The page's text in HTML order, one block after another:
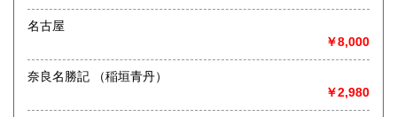
名古屋
￥8,000
奈良名勝記 （稲垣青丹）
￥2,980